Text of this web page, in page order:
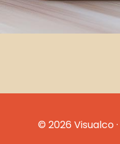
© 2026 Visualco ·